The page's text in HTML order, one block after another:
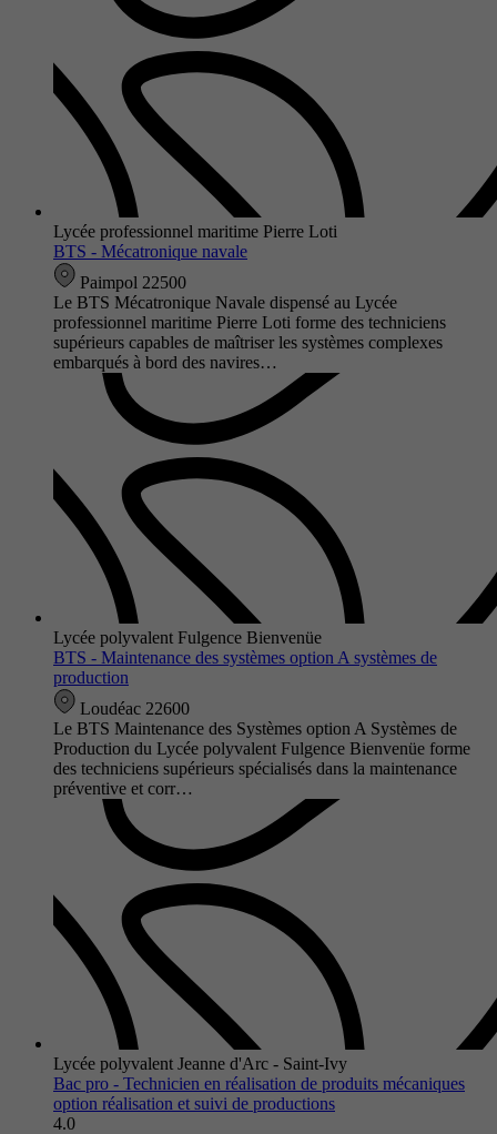
Lycée professionnel maritime Pierre Loti
BTS - Mécatronique navale
Paimpol 22500
Le BTS Mécatronique Navale dispensé au Lycée
professionnel maritime Pierre Loti forme des techniciens
supérieurs capables de maîtriser les systèmes complexes
embarqués à bord des navires…
Lycée polyvalent Fulgence Bienvenüe
BTS - Maintenance des systèmes option A systèmes de
production
Loudéac 22600
Le BTS Maintenance des Systèmes option A Systèmes de
Production du Lycée polyvalent Fulgence Bienvenüe forme
des techniciens supérieurs spécialisés dans la maintenance
préventive et corr…
Lycée polyvalent Jeanne d'Arc - Saint-Ivy
Bac pro - Technicien en réalisation de produits mécaniques
option réalisation et suivi de productions
4.0